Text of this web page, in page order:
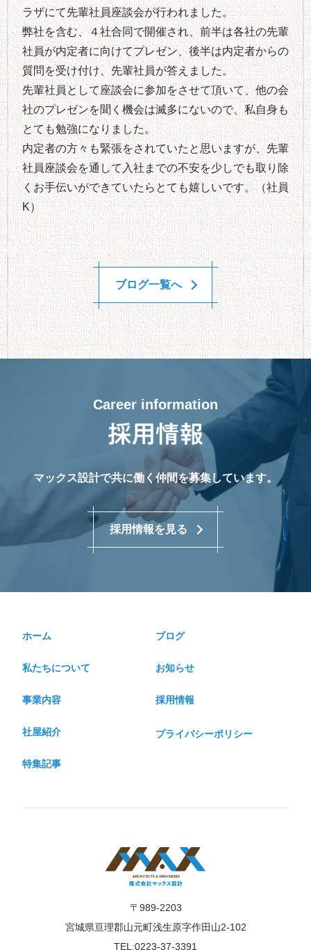
ラザにて先輩社員座談会が行われました。
弊社を含む、４社合同で開催され、前半は各社の先輩
社員が内定者に向けてプレゼン、後半は内定者からの
質問を受け付け、先輩社員が答えました。
先輩社員として座談会に参加をさせて頂いて、他の会
社のプレゼンを聞く機会は滅多にないので、私自身も
とても勉強になりました。
内定者の方々も緊張をされていたと思いますが、先輩
社員座談会を通して入社までの不安を少しでも取り除
くお手伝いができていたらとても嬉しいです。（社員
K）
ブログ一覧へ
Career information
マックス設計で共に働く仲間を募集しています。
採用情報を見る
ホーム
私たちについて
社屋紹介
事業内容
特集記事
ブログ
お知らせ
採用情報
プライバシーポリシー
〒989-2203
宮城県亘理郡山元町浅生原字作田山2-102
TEL:0223-37-3391